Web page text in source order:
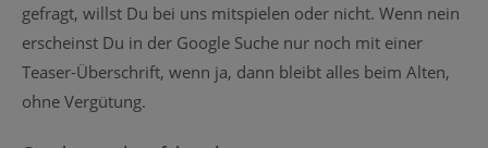
gefragt, willst Du bei uns mitspielen oder nicht. Wenn nein
erscheinst Du in der Google Suche nur noch mit einer
Teaser-Überschrift, wenn ja, dann bleibt alles beim Alten,
ohne Vergütung.